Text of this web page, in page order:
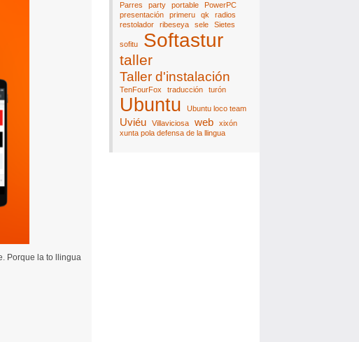
Parres party portable
PowerPC
presentación
primeru qk
radios
restolador
ribeseya sele Sietes
sofitu Softastur
taller
Taller d'instalación
TenFourFox traducción turón
Ubuntu Ubuntu loco team
Uviéu Villaviciosa web
xixón
xunta pola defensa de la llingua
Porque la to llingua